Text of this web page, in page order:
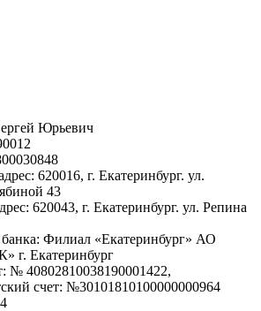
Юрьевич
620016, г. Екатеринбург. ул.
43
620043, г. Екатеринбург. ул. Репина
Филиал «Екатеринбург» АО
Екатеринбург
№ 40802810038190001422,
счет: №30101810100000000964